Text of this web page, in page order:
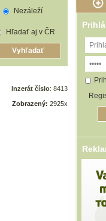
Nezáleží
Hľadať aj v ČR
Inzerát číslo: 8413
Zobrazený: 2925x